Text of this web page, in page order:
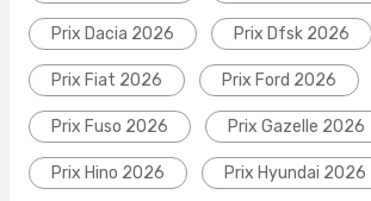
Prix Dacia 2026 Prix Dfsk 2026
Prix Fiat 2026 Prix Ford 2026
Prix Fuso 2026 Prix Gazelle 2026
Prix Hino 2026 Prix Hyundai 2026